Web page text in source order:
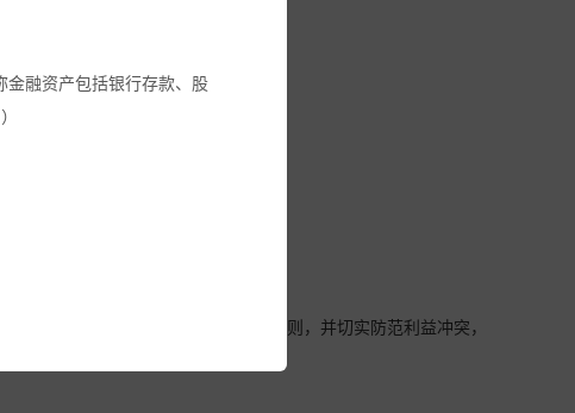
金融资产包括银行存款、股
金或其它投资工具的建
联交易回避机制。
遵循本基金份额持有人利益优先的原则，并切实防范利益冲突，